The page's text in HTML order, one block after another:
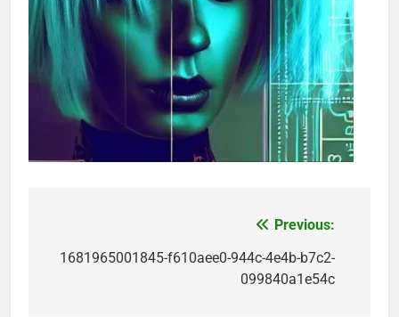
章
Previous:
1681965001845-f610aee0-944c-4e4b-b7c2-
099840a1e54c